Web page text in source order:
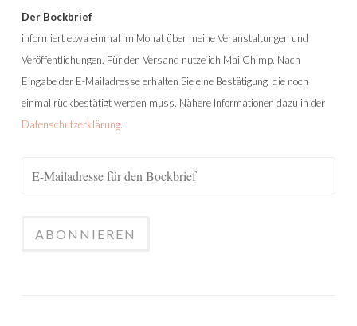
Der Bockbrief
informiert etwa einmal im Monat über meine Veranstaltungen und
Veröffentlichungen. Für den Versand nutze ich MailChimp. Nach
Eingabe der E-Mailadresse erhalten Sie eine Bestätigung, die noch
einmal rückbestätigt werden muss. Nähere Informationen dazu in der
Datenschutzerklärung.